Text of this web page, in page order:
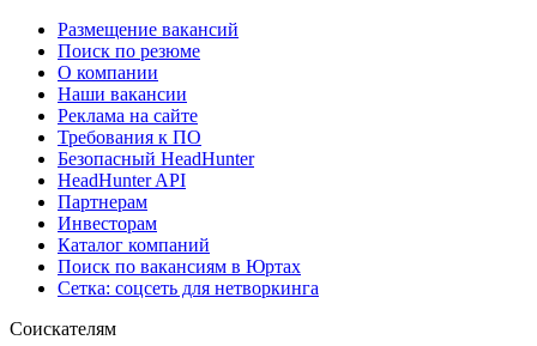
Размещение вакансий
Поиск по резюме
О компании
Наши вакансии
Реклама на сайте
Требования к ПО
Безопасный HeadHunter
HeadHunter API
Партнерам
Инвесторам
Каталог компаний
Поиск по вакансиям в Юртах
Сетка: соцсеть для нетворкинга
Соискателям